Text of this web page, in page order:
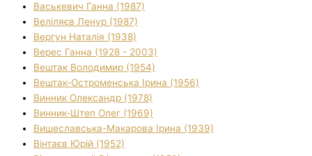
Васькевич Ганна (1987)
Веліляєв Ленур (1987)
Вергун Наталія (1938)
Верес Ганна (1928 - 2003)
Вештак Володимир (1954)
Вештак-Остроменська Ірина (1956)
Винник Олександр (1978)
Винник-Штеп Олег (1969)
Вишеславська-Макарова Ірина (1939)
Вінтаєв Юрій (1952)